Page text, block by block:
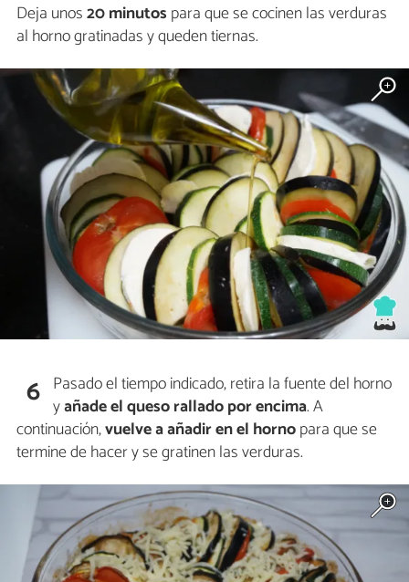
Deja unos20 minutos para que se cocinen las verduras
al horno gratinadas y queden tiernas.
6 Pasado el tiempo indicado, retira la fuente del horno
yañade el queso rallado por encima. A
continuación,vuelve a añadir en el hornopara que se
termine de hacer y se gratinen las verduras.